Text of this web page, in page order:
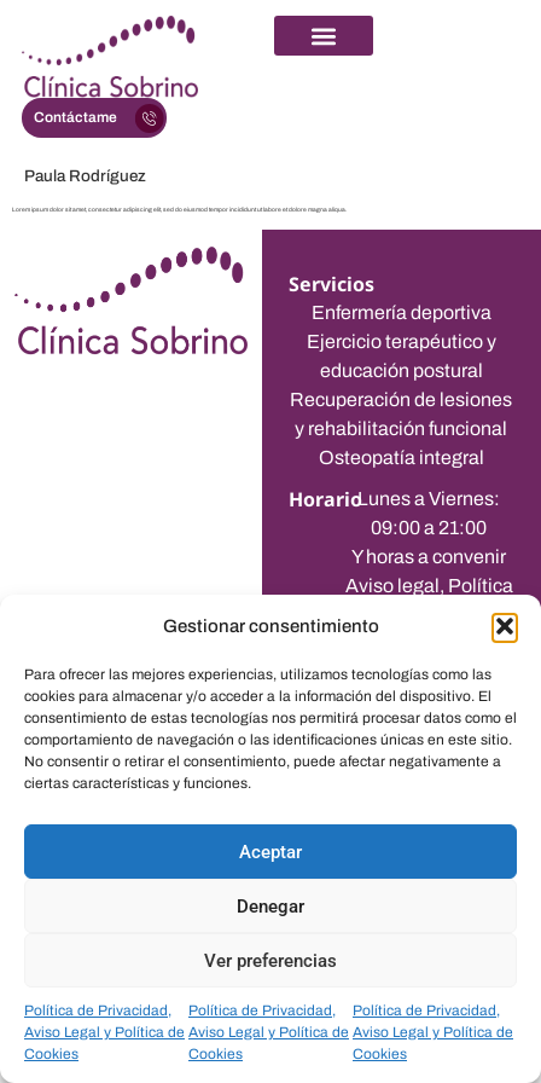
Gestionar consentimiento
Para ofrecer las mejores experiencias, utilizamos tecnologías como las
cookies para almacenar y/o acceder a la información del dispositivo. El
consentimiento de estas tecnologías nos permitirá procesar datos como el
comportamiento de navegación o las identificaciones únicas en este sitio.
No consentir o retirar el consentimiento, puede afectar negativamente a
ciertas características y funciones.
Aceptar
Denegar
Ver preferencias
Política de Privacidad,
Aviso Legal y Política de
Cookies
Política de Privacidad,
Aviso Legal y Política de
Cookies
Política de Privacidad,
Aviso Legal y Política de
Cookies
Contáctame
Paula Rodríguez
Lorem ipsum dolor sit amet, consectetur adipiscing elit, sed do eiusmod tempor incididunt ut labore et dolore magna aliqua.
Servicios
Enfermería deportiva
Ejercicio terapéutico y
educación postural
Recuperación de lesiones
y rehabilitación funcional
Osteopatía integral
HorarioLunes a Viernes:
09:00 a 21:00
Y horas a convenir
Aviso legal, Política
de Privacidad y
Política de Cookies
Transparencia
Contacto
info@clinicasobrino.com